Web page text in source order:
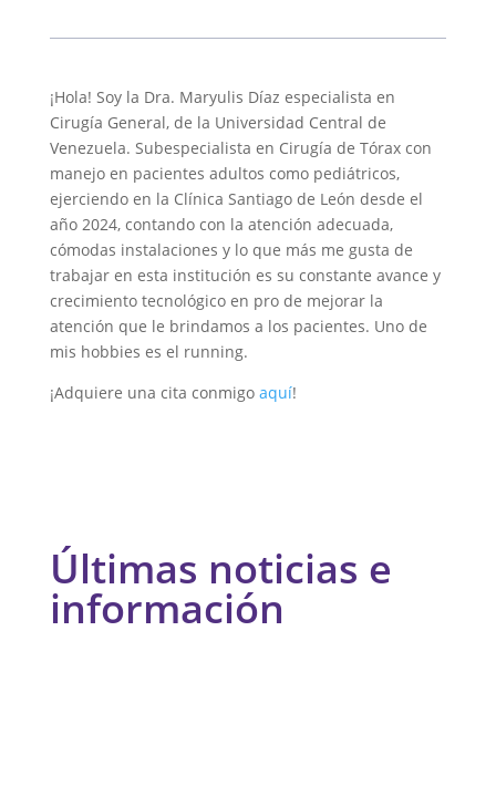
¡Hola! Soy la Dra. Maryulis Díaz especialista en
Cirugía General, de la Universidad Central de
Venezuela. Subespecialista en Cirugía de Tórax con
manejo en pacientes adultos como pediátricos,
ejerciendo en la Clínica Santiago de León desde el
año 2024, contando con la atención adecuada,
cómodas instalaciones y lo que más me gusta de
trabajar en esta institución es su constante avance y
crecimiento tecnológico en pro de mejorar la
atención que le brindamos a los pacientes. Uno de
mis hobbies es el running.
¡Adquiere una cita conmigo aquí!
Últimas noticias e
información